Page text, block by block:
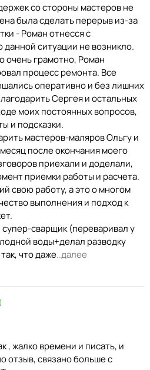
со стороны мастеров не
была сделать перерыв из-за
- Роман отнесся с
ситуации не возникло.
очень грамотно, Роман
процесс ремонта. Все
оперативно и без лишних
Сергея и остальных
моих постоянных вопросов,
и подсказки.
мастеров-маляров Ольгу и
после окончания моего
приехали и доделали,
приемки работы и расчета.
свою работу, а это о многом
выполнения и подход к
сварщик (переваривал у
воды+делал разводку
что даже..далее
, жалко времени и писать, и
отзыв, связано больше с